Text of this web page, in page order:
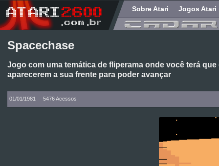
Sobre Atari Jogos Atari
Spacechase
Jogo com uma temática de fliperama onde você terá
aparecerem a sua frente para poder avançar
01/01/1981 5476 Acessos